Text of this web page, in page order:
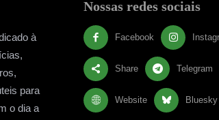
à
para
o dia a
Nossas redes sociais
Facebook
Share Telegram
Website Bluesky